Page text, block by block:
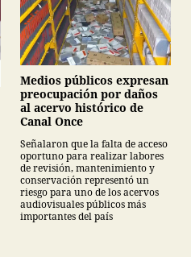
Medios públicos expresan
preocupación por daños
al acervo histórico de
Canal Once
Señalaron que la falta de acceso
oportuno para realizar labores
de revisión, mantenimiento y
conservación representó un
riesgo para uno de los acervos
audiovisuales públicos más
importantes del país